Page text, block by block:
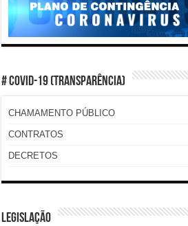
# COVID-19 (TRANSPARÊNCIA)
CHAMAMENTO PÚBLICO
CONTRATOS
DECRETOS
LEGISLAÇÃO